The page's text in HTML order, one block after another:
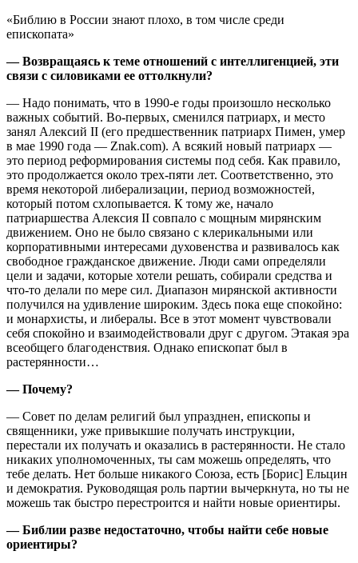
«Библию в России знают плохо, в том числе среди
епископата»
— Возвращаясь к теме отношений с интеллигенцией, эти
связи с силовиками ее оттолкнули?
— Надо понимать, что в 1990-е годы произошло несколько
важных событий. Во-первых, сменился патриарх, и место
занял Алексий II (его предшественник патриарх Пимен, умер
в мае 1990 года — Znak.com). А всякий новый патриарх —
это период реформирования системы под себя. Как правило,
это продолжается около трех-пяти лет. Соответственно, это
время некоторой либерализации, период возможностей,
который потом схлопывается. К тому же, начало
патриаршества Алексия II совпало с мощным мирянским
движением. Оно не было связано с клерикальными или
корпоративными интересами духовенства и развивалось как
свободное гражданское движение. Люди сами определяли
цели и задачи, которые хотели решать, собирали средства и
что-то делали по мере сил. Диапазон мирянской активности
получился на удивление широким. Здесь пока еще спокойно:
и монархисты, и либералы. Все в этот момент чувствовали
себя спокойно и взаимодействовали друг с другом. Этакая эра
всеобщего благоденствия. Однако епископат был в
растерянности…
— Почему?
— Совет по делам религий был упразднен, епископы и
священники, уже привыкшие получать инструкции,
перестали их получать и оказались в растерянности. Не стало
никаких уполномоченных, ты сам можешь определять, что
тебе делать. Нет больше никакого Союза, есть [Борис] Ельцин
и демократия. Руководящая роль партии вычеркнута, но ты не
можешь так быстро перестроится и найти новые ориентиры.
— Библии разве недостаточно, чтобы найти себе новые
ориентиры?